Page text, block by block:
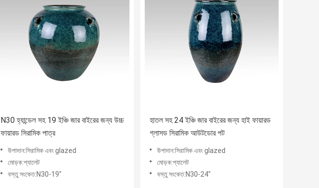
N30 হ্যান্ডেল সহ 19 ইঞ্চি জার বাইরের জন্য উচ্চ
ফায়ারড সিরামিক পাত্র
উপাদান:সিরামিক এবং glazed
মোড়ক:প্যালেট
বস্তু সংকেত:N30-19"
হাতল সহ 24 ইঞ্চি জার বাইরের জন্য হাই ফায়ারড
গ্লাসড সিরামিক আউটডোর পট
উপাদান:সিরামিক এবং glazed
মোড়ক:প্যালেট
বস্তু সংকেত:N30-24"